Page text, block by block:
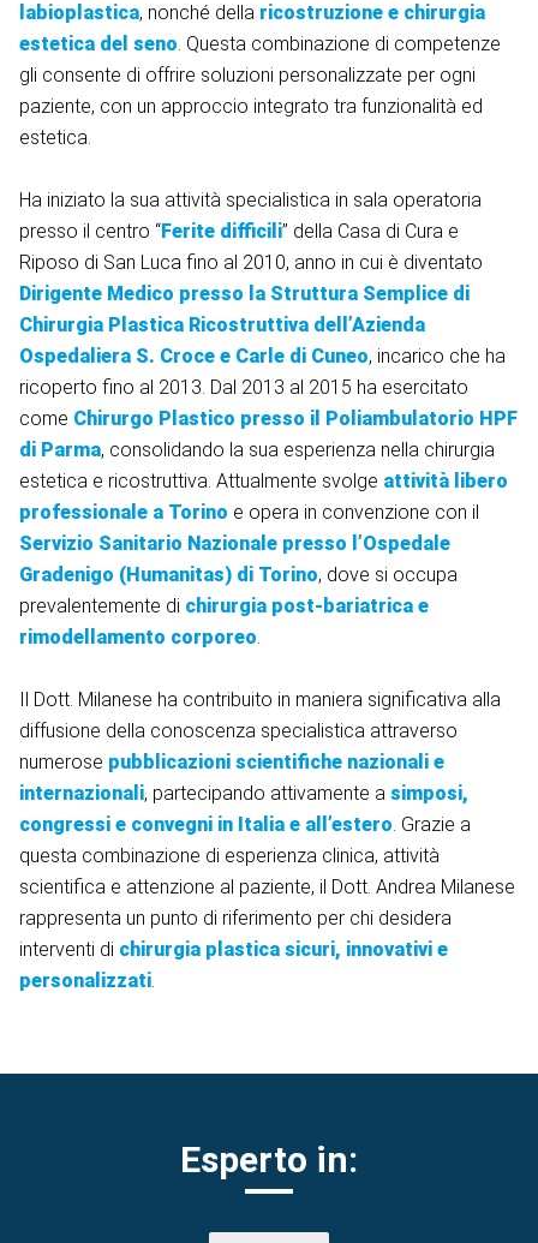
labioplastica, nonché della ricostruzione e chirurgia
estetica del seno. Questa combinazione di competenze
gli consente di offrire soluzioni personalizzate per ogni
paziente, con un approccio integrato tra funzionalità ed
estetica.
Ha iniziato la sua attività specialistica in sala operatoria
presso il centro “Ferite difficili” della Casa di Cura e
Riposo di San Luca fino al 2010, anno in cui è diventato
Dirigente Medico presso la Struttura Semplice di
Chirurgia Plastica Ricostruttiva dell’Azienda
Ospedaliera S. Croce e Carle di Cuneo, incarico che ha
ricoperto fino al 2013. Dal 2013 al 2015 ha esercitato
come Chirurgo Plastico presso il Poliambulatorio HPF
di Parma, consolidando la sua esperienza nella chirurgia
estetica e ricostruttiva. Attualmente svolge attività libero
professionale a Torino e opera in convenzione con il
Servizio Sanitario Nazionale presso l’Ospedale
Gradenigo (Humanitas) di Torino, dove si occupa
prevalentemente di chirurgia post-bariatrica e
rimodellamento corporeo.
Il Dott. Milanese ha contribuito in maniera significativa alla
diffusione della conoscenza specialistica attraverso
numerose pubblicazioni scientifiche nazionali e
internazionali, partecipando attivamente a simposi,
congressi e convegni in Italia e all’estero. Grazie a
questa combinazione di esperienza clinica, attività
scientifica e attenzione al paziente, il Dott. Andrea Milanese
rappresenta un punto di riferimento per chi desidera
interventi di chirurgia plastica sicuri, innovativi e
personalizzati.
Esperto in: